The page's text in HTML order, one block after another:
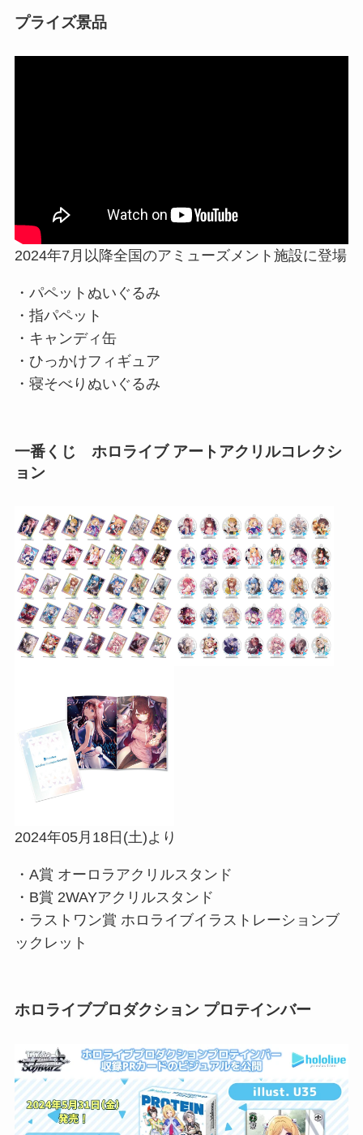
プライズ景品
2024年7月以降全国のアミューズメント施設に登場
・パペットぬいぐるみ
・指パペット
・キャンディ缶
・ひっかけフィギュア
・寝そべりぬいぐるみ
一番くじ ホロライブ アートアクリルコレクシ
ョン
2024年05月18日(土)より
・A賞 オーロラアクリルスタンド
・B賞 2WAYアクリルスタンド
・ラストワン賞 ホロライブイラストレーションブ
ックレット
ホロライブプロダクション プロテインバー